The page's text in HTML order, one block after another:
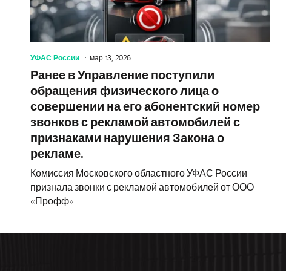
УФАС России мар 13, 2026
Ранее в Управление поступили
обращения физического лица о
совершении на его абонентский номер
звонков с рекламой автомобилей с
признаками нарушения Закона о
рекламе.
Комиссия Московского областного УФАС России
признала звонки с рекламой автомобилей от ООО
«Профф»